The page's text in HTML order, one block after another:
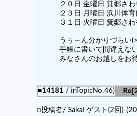
２０日 金曜日 箕郷さ
２３日 月曜日 浜川体育
３１日 火曜日 箕郷さ
うぅ～ん分かりづらい
手帳に書いて間違えな
みなさんのお越しをお
■14181 / inTopicNo.46)
□投稿者/ Sakai ゲスト(2回)-